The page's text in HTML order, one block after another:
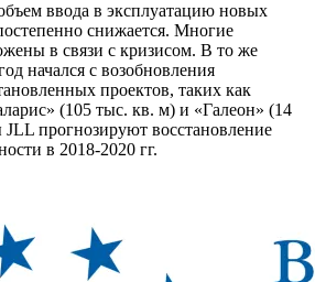
ввода в эксплуатацию новых
снижается. Многие
в связи с кризисом. В то же
начался с возобновления
проектов, таких как
(105 тыс. кв. м) и «Галеон» (14
прогнозируют восстановление
в 2018-2020 гг.